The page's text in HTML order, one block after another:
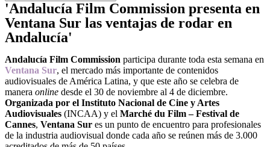
'Andalucía Film Commission presenta en
Ventana Sur las ventajas de rodar en
Andalucía'
Andalucía Film Commission participa durante toda esta semana en
Ventana Sur, el mercado más importante de contenidos
audiovisuales de América Latina, y que este año se celebra de
manera online desde el 30 de noviembre al 4 de diciembre.
Organizada por el Instituto Nacional de Cine y Artes
Audiovisuales (INCAA) y el Marché du Film – Festival de
Cannes, Ventana Sur es un punto de encuentro para profesionales
de la industria audiovisual donde cada año se reúnen más de 3.000